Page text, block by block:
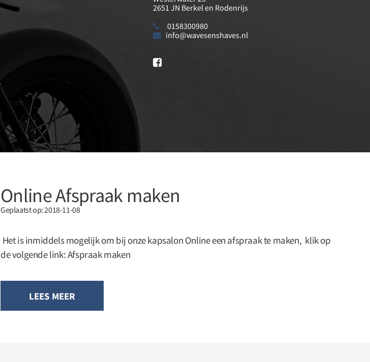
2651 JN Berkel en Rodenrijs
0158300980
info@wavesenshaves.nl
Online Afspraak maken
Geplaatst op: 2018-11-08
Het is inmiddels mogelijk om bij onze kapsalon Online een afspraak te maken, klik op
de volgende link: Afspraak maken
LEES MEER